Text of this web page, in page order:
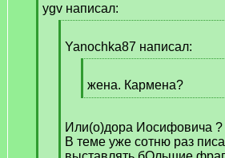
q
ygv написал:
q
Yanochka87 написал:
q
]
жена. Кармена?
[
q
]
Или(о)дора Иосифовича ?
В теме уже сотню раз